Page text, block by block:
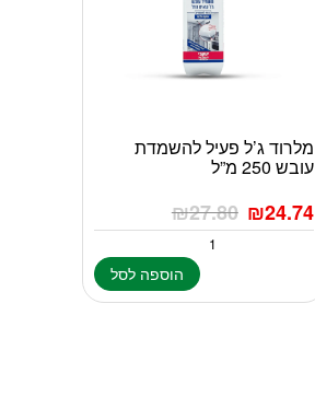
מלרוד ג’ל פעיל להשמדת
עובש 250 מ”ל
₪27.80 ₪24.74
הוספה לסל